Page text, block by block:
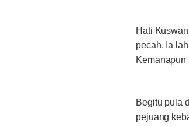
Hati
pecah. Ia
Kemanapun
Begitu pula
pejuang